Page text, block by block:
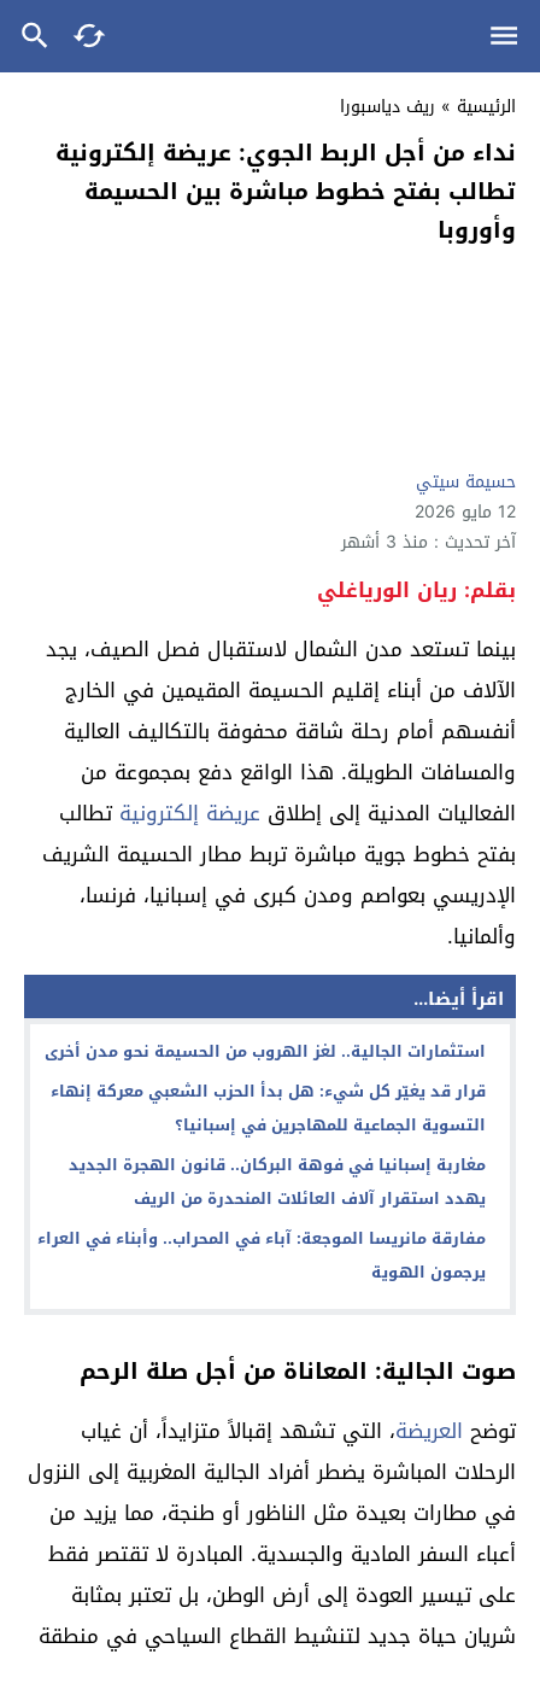
الرئيسية » ريف دياسبورا
نداء من أجل الربط الجوي: عريضة إلكترونية
تطالب بفتح خطوط مباشرة بين الحسيمة
وأوروبا
حسيمة سيتي
12 مايو 2026
آخر تحديث : منذ 3 أشهر
بقلم: ريان الورياغلي
بينما تستعد مدن الشمال لاستقبال فصل الصيف، يجد
الآلاف من أبناء إقليم الحسيمة المقيمين في الخارج
أنفسهم أمام رحلة شاقة محفوفة بالتكاليف العالية
والمسافات الطويلة. هذا الواقع دفع بمجموعة من
الفعاليات المدنية إلى إطلاق عريضة إلكترونيةتطالب
بفتح خطوط جوية مباشرة تربط مطار الحسيمة الشريف
الإدريسي بعواصم ومدن كبرى في إسبانيا، فرنسا،
وألمانيا.
اقرأ أيضا...
استثمارات الجالية.. لغز الهروب من الحسيمة نحو مدن أخرى
قرار قد يغيّر كل شيء: هل بدأ الحزب الشعبي معركة إنهاء
التسوية الجماعية للمهاجرين في إسبانيا؟
مغاربة إسبانيا في فوهة البركان.. قانون الهجرة الجديد
يهدد استقرار آلاف العائلات المنحدرة من الريف
مفارقة مانريسا الموجعة: آباء في المحراب.. وأبناء في العراء
يرجمون الهوية
صوت الجالية: المعاناة من أجل صلة الرحم
توضح العريضة، التي تشهد إقبالاً متزايداً، أن غياب
الرحلات المباشرة يضطر أفراد الجالية المغربية إلى النزول
في مطارات بعيدة مثل الناظور أو طنجة، مما يزيد من
أعباء السفر المادية والجسدية. المبادرة لا تقتصر فقط
على تيسير العودة إلى أرض الوطن، بل تعتبر بمثابة
شريان حياة جديد لتنشيط القطاع السياحي في منطقة